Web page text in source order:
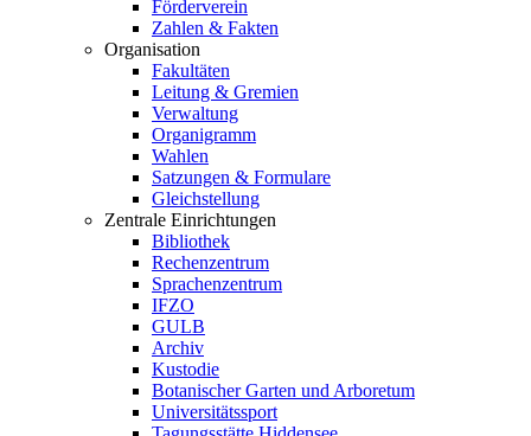
Förderverein
Zahlen & Fakten
Organisation
Fakultäten
Leitung & Gremien
Verwaltung
Organigramm
Wahlen
Satzungen & Formulare
Gleichstellung
Zentrale Einrichtungen
Bibliothek
Rechenzentrum
Sprachenzentrum
IFZO
GULB
Archiv
Kustodie
Botanischer Garten und Arboretum
Universitätssport